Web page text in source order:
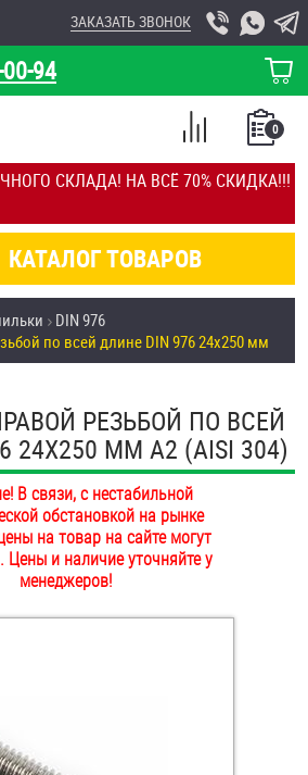
СКЛАДА! НА ВСЁ 70% СКИДКА!!!
94
ЗАКАЗАТЬ ЗВОНОК
КОРЗИНА
КАТАЛОГ ТОВАРОВ
0
СПИСОК
СРАВНЕНИЕ
скидкой
крепёж, инструмент
Заклепки)
DIN 976
по всей длине DIN 976 24х250 мм
РЕЗЬБОЙ ПО ВСЕЙ
24Х250 ММ А2 (AISI 304)
В связи, с нестабильной
обстановкой на рынке
на товар на сайте могут
Цены и наличие уточняйте у
менеджеров!